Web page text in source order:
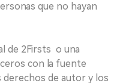
que no hayan
de 2Firsts o una
con la fuente
derechos de autor y los